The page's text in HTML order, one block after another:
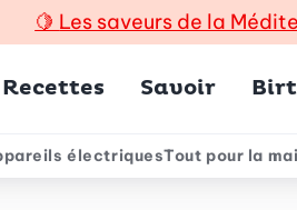
🍋 Les saveurs de la
Recettes Savoir
électriquesTout pour la